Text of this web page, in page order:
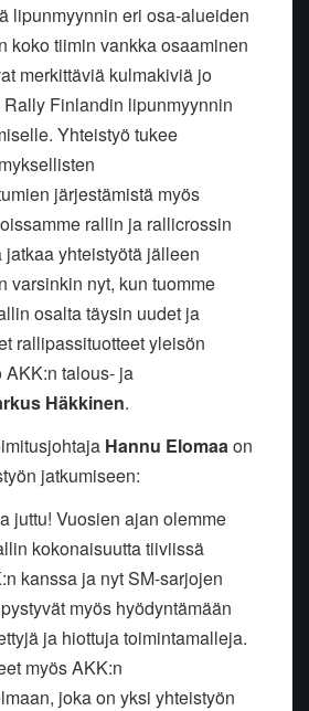
lipunmyynnin eri osa-alueiden
koko tiimin vankka osaaminen
merkittäviä kulmakiviä jo
Finlandin lipunmyynnin
Yhteistyö tukee
järjestämistä myös
rallin ja rallicrossin
yhteistyötä jälleen
varsinkin nyt, kun tuomme
osalta täysin uudet ja
rallipassituotteet yleisön
AKK:n talous- ja
Häkkinen.
Hannu Elomaaon
jatkumiseen:
juttu! Vuosien ajan olemme
kokonaisuutta tiiviissä
kanssa ja nyt SM-sarjojen
myös hyödyntämään
ja hiottuja toimintamalleja.
myös AKK:n
joka on yksi yhteistyön